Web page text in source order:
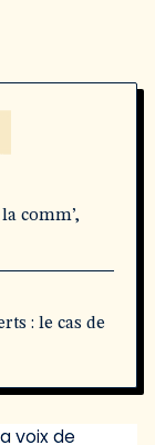
comm’,
: le cas de